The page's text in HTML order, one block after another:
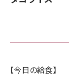
【今日の給食】